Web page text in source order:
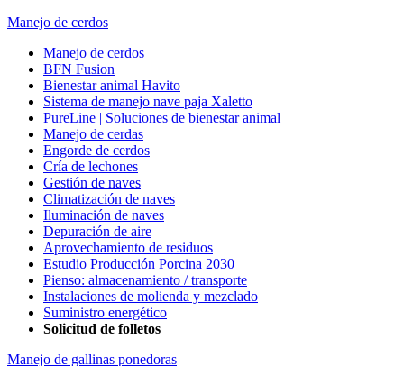
Manejo de cerdos
Manejo de cerdos
BFN Fusion
Bienestar animal Havito
Sistema de manejo nave paja Xaletto
PureLine | Soluciones de bienestar animal
Manejo de cerdas
Engorde de cerdos
Cría de lechones
Gestión de naves
Climatización de naves
Iluminación de naves
Depuración de aire
Aprovechamiento de residuos
Estudio Producción Porcina 2030
Pienso: almacenamiento / transporte
Instalaciones de molienda y mezclado
Suministro energético
Solicitud de folletos
Manejo de gallinas ponedoras